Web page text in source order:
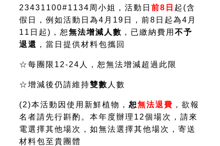
23431100#1134周小姐，活動日 前8日 起(含
假日，例如活動日為4月19日，前8日起為4月
11日起)，恕無法增減人數 ，已繳納費用 不予
退還 ，當日提供材料包攜回
☆每團限12-24人，恕無法增減超過此限
☆增減後仍請維持雙數 人數
(2)本活動因使用新鮮植物， 恕無法退費 ，欲報
名者請先行斟酌。本年度辦理12個場次，請來
電選擇其他場次，如無法選擇其他場次，寄送
材料包至貴團體